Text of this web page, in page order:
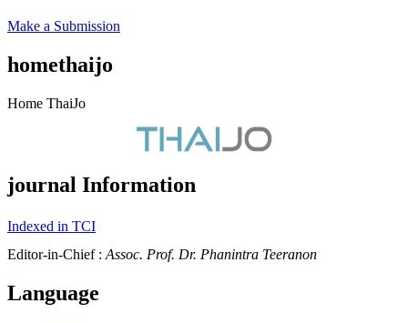
Make a Submission
homethaijo
Home ThaiJo
journal Information
Indexed in TCI
Editor-in-Chief : Assoc. Prof. Dr. Phanintra Teeranon
Language